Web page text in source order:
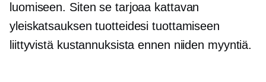
luomiseen. Siten se tarjoaa kattavan
yleiskatsauksen tuotteidesi tuottamiseen
liittyvistä kustannuksista ennen niiden myyntiä.